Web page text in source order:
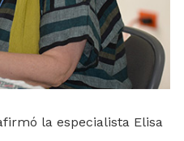
la especialista Elisa